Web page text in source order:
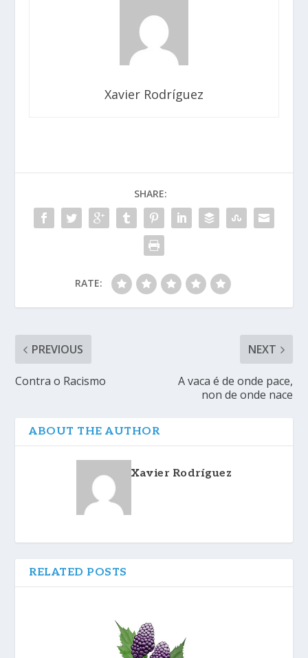
Xavier Rodríguez
SHARE:
RATE:
PREVIOUS
Contra o Racismo
NEXT
A vaca é de onde pace,
non de onde nace
ABOUT THE AUTHOR
Xavier Rodríguez
RELATED POSTS